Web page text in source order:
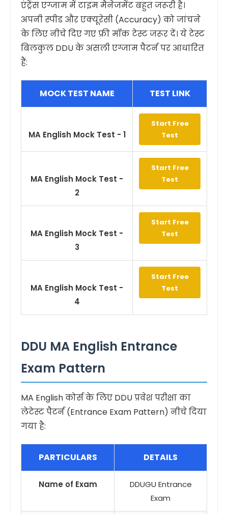
एंट्रेंस एग्जाम में टाइम मैनेजमेंट बहुत जरूरी है।
अपनी स्पीड और एक्यूरेसी (Accuracy) को जांचने
के लिए नीचे दिए गए फ्री मॉक टेस्ट जरूर दें। ये टेस्ट
बिलकुल DDU के असली एग्जाम पैटर्न पर आधारित
हैं:
MOCK TEST NAME TEST LINK
MA English Mock Test - 1
Start Free
Test
MA English Mock Test -
2
Start Free
Test
MA English Mock Test -
3
Start Free
Test
MA English Mock Test -
4
Start Free
Test
DDU MA English Entrance
Exam Pattern
MA English कोर्स के लिए DDU प्रवेश परीक्षा का
लेटेस्ट पैटर्न (Entrance Exam Pattern) नीचे दिया
गया है:
PARTICULARS DETAILS
Name of Exam
DDUGU Entrance
Exam